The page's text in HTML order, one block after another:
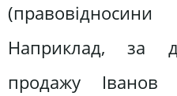
(правовідносини
Наприклад, за
продажу Іванов